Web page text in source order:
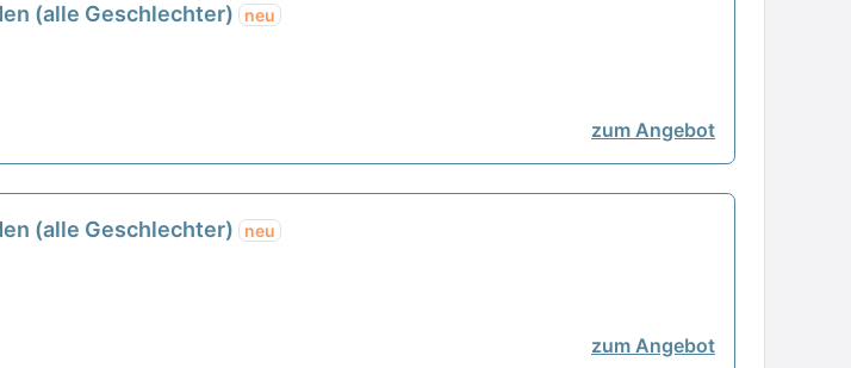
(alle Geschlechter) neu
zum Angebot
(alle Geschlechter) neu
zum Angebot